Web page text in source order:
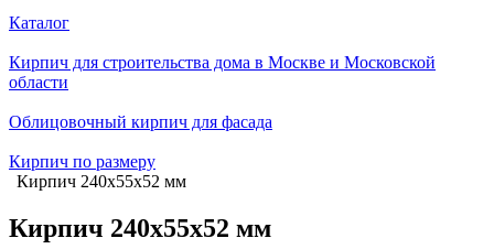
Каталог
Кирпич для строительства дома в Москве и Московской
области
Облицовочный кирпич для фасада
Кирпич по размеру
Кирпич 240х55х52 мм
Кирпич 240х55х52 мм